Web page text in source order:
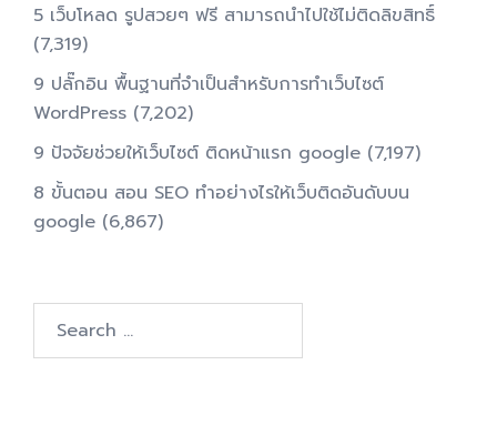
5 เว็บโหลด รูปสวยๆ ฟรี สามารถนำไปใช้ไม่ติดลิขสิทธิ์
(7,319)
9 ปลั๊กอิน พื้นฐานที่จำเป็นสำหรับการทําเว็บไซต์
WordPress (7,202)
9 ปัจจัยช่วยให้เว็บไซต์ ติดหน้าแรก google (7,197)
8 ขั้นตอน สอน SEO ทําอย่างไรให้เว็บติดอันดับบน
google (6,867)
for: